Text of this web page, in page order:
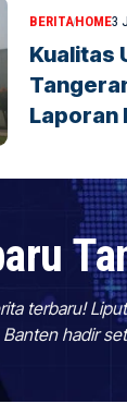
BERITAHOME3
Kualitas
Laporan
terbaru!
hadir